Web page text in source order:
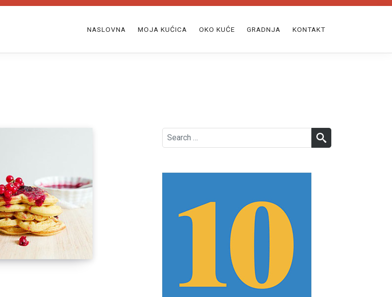
NASLOVNA MOJA KUĆICA OKO KUĆE GRADNJA KONTAKT
Search
for: